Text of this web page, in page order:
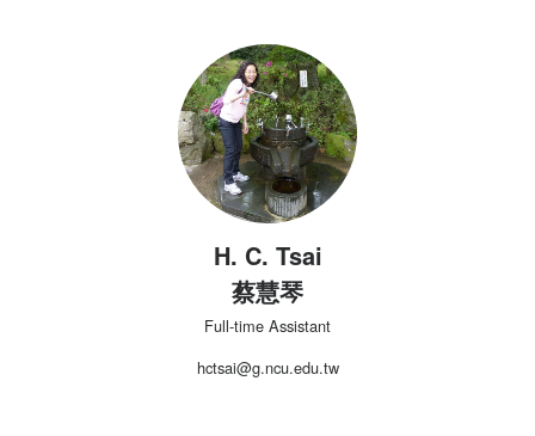
H. C. Tsai
蔡慧琴
Full-time Assistant
hctsai@g.ncu.edu.tw